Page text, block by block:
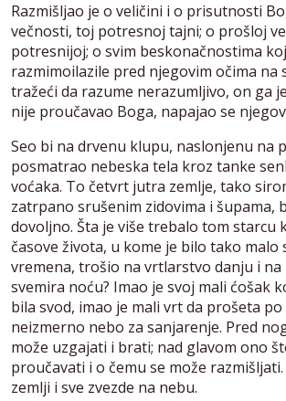
Razmišljao je o veličini i o prisutnosti
večnosti, toj potresnoj tajni; o prošloj
potresnijoj; o svim beskonačnostima
razmimoilazile pred njegovim očima na
tražeći da razume nerazumljivo, on ga
nije proučavao Boga, napajao se
Seo bi na drvenu klupu, naslonjenu na
posmatrao nebeska tela kroz tanke
voćaka. To četvrt jutra zemlje, tako
zatrpano srušenim zidovima i šupama,
dovoljno. Šta je više trebalo tom starcu
časove života, u kome je bilo tako malo
vremena, trošio na vrtlarstvo danju i
svemira noću? Imao je svoj mali ćošak
bila svod, imao je mali vrt da prošeta
neizmerno nebo za sanjarenje. Pred
može uzgajati i brati; nad glavom ono
proučavati i o čemu se može
zemlji i sve zvezde na nebu.